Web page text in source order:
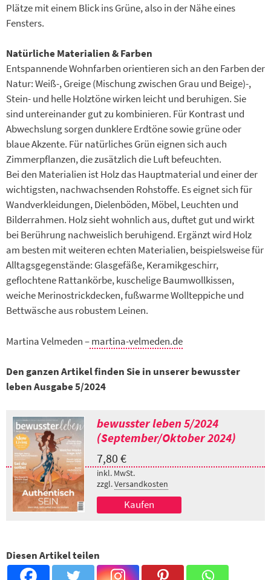
Plätze mit einem Blick ins Grüne, also in der Nähe eines
Fensters.
Natürliche Materialien & Farben
Entspannende Wohnfarben orientieren sich an den Farben der
Natur: Weiß-, Greige (Mischung zwischen Grau und Beige)-,
Stein- und helle Holztöne wirken leicht und beruhigen. Sie
sind untereinander gut zu kombinieren. Für Kontrast und
Abwechslung sorgen dunklere Erdtöne sowie grüne oder
blaue Akzente. Für natürliches Grün eignen sich auch
Zimmerpflanzen, die zusätzlich die Luft befeuchten.
Bei den Materialien ist Holz das Hauptmaterial und einer der
wichtigsten, nachwachsenden Rohstoffe. Es eignet sich für
Wandverkleidungen, Dielenböden, Möbel, Leuchten und
Bilderrahmen. Holz sieht wohnlich aus, duftet gut und wirkt
bei Berührung nachweislich beruhigend. Ergänzt wird Holz
am besten mit weiteren echten Materialien, beispielsweise für
Alltagsgegenstände: Glasgefäße, Keramikgeschirr,
geflochtene Rattankörbe, kuschelige Baumwollkissen,
weiche Merinostrickdecken, fußwarme Woll­teppiche und
Bettwäsche aus robustem Leinen.
Martina Velmeden –martina-velmeden.de
Den ganzen Artikel finden Sie in unserer bewusster
leben Ausgabe 5/2024
bewusster leben 5/2024
(September/Oktober 2024)
7,80 €
inkl. MwSt.
zzgl.Versandkosten
Kaufen
Diesen Artikel teilen